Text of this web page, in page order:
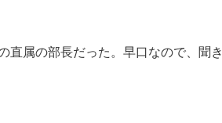
直属の部長だった。早口なので、聞き